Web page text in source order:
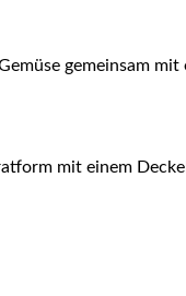
gemein­sam
mit einem